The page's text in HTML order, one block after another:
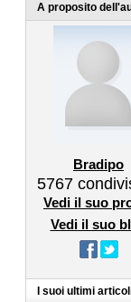
A proposito
Bradipo
5767
Vedi il suo
Vedi il suo
I suoi ultimi